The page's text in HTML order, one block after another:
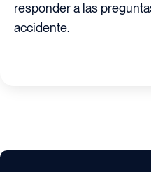
responder a las
accidente.